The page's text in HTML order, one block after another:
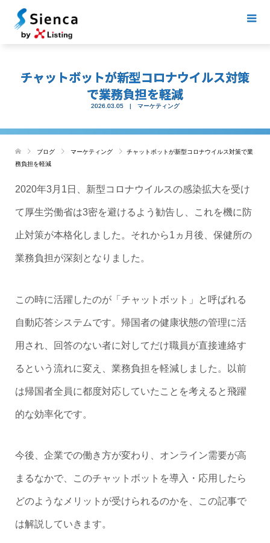
チャットボットが新型コロナウイルス対策
で業務負担を軽減
2026.03.05 マーケティング
ブログ マーケティング
チャットボットが新型コロナウイルス対策で業
務負担を軽減
2020年3月1日、新型コロナウイルスの感染拡大を受け
て厚生労働省は3密を避けるよう勧告し、これを機に防
止対策が本格化しました。それから1ヵ月後、保健所の
業務負担が深刻となりました。
この時に活躍したのが「チャットボット」と呼ばれる
自動応答システムです。帰国者の健康状態の管理に活
用され、回答のない者に対してだけ職員が直接連絡す
るという流れに変え、業務負担を軽減しました。以前
は帰国者全員に都度対応していたことを考えると飛躍
的な効率化です。
今後、企業での働き方が変わり、オンライン需要が高
まるなかで、このチャットボットを導入・応用したら
どのようなメリットが受けられるのかを、この記事で
は解説していきます。